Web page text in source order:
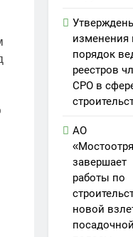
изменения
порядок
реестров
СРО в
АО
завершает
работы по
новой